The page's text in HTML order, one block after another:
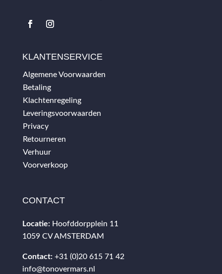
KLANTENSERVICE
Algemene Voorwaarden
Betaling
Klachtenregeling
Leveringsvoorwaarden
Privacy
Retourneren
Verhuur
Voorverkoop
CONTACT
Locatie: Hoofddorpplein 11
1059 CV AMSTERDAM
Contact: +31 (0)20 615 71 42
info@tonovermars.nl